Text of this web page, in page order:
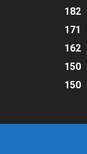
182
171
162
150
150